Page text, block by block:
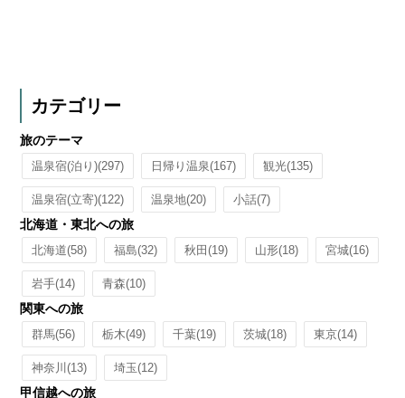
カテゴリー
旅のテーマ
温泉宿(泊り)(297) 日帰り温泉(167) 観光(135)
温泉宿(立寄)(122) 温泉地(20) 小話(7)
北海道・東北への旅
北海道(58) 福島(32) 秋田(19) 山形(18) 宮城(16)
岩手(14) 青森(10)
関東への旅
群馬(56) 栃木(49) 千葉(19) 茨城(18) 東京(14)
神奈川(13) 埼玉(12)
甲信越への旅